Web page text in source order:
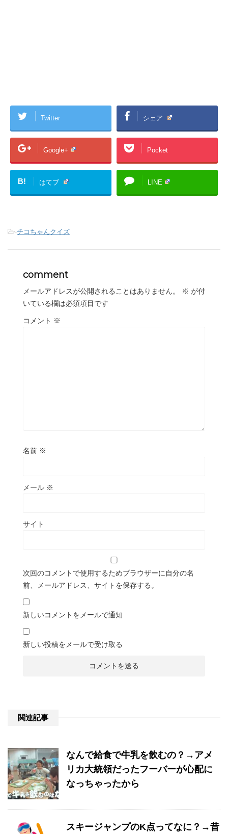
Twitter シェア
Google+ Pocket
B! はてブ LINE
-チコちゃんクイズ
comment
メールアドレスが公開されることはありません。 ※ が付
いている欄は必須項目です
コメント ※
名前 ※
メール ※
サイト
次回のコメントで使用するためブラウザーに自分の名
前、メールアドレス、サイトを保存する。
新しいコメントをメールで通知
新しい投稿をメールで受け取る
関連記事
なんで給食で牛乳を飲むの？→アメ
リカ大統領だったフーバーが心配に
なっちゃったから
スキージャンプのK点ってなに？→昔